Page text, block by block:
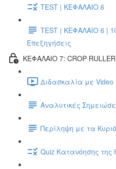
TEST | ΚΕΦΑΛΑΙΟ 6
TEST | ΚΕΦΑΛΑΙΟ 6 |
Επεξηγήσεις
ΚΕΦΑΛΑΙΟ 7: CROP RULLER
Διδασκαλία με Video
Αναλυτικές
Περίληψη με τα
Quiz Κατανόησης